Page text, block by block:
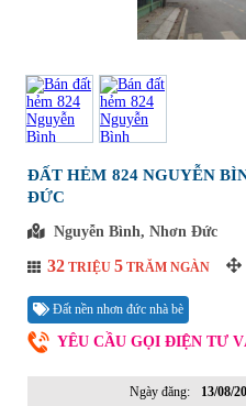
ĐẤT HẺM 824 NGUYỄN
ĐỨC
Nguyễn Bình, Nhơn Đức
32 TRIỆU 5 TRĂM NGÀN
Đất nền nhơn đức nhà bè
YÊU CẦU GỌI ĐIỆN TƯ
Ngày đăng: 13/08/